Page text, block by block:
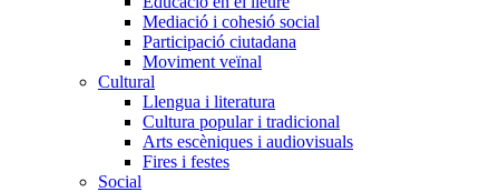
Mediació i cohesió social
Participació ciutadana
Moviment veïnal
Cultural
Llengua i literatura
Cultura popular i tradicional
Arts escèniques i audiovisuals
Fires i festes
Social